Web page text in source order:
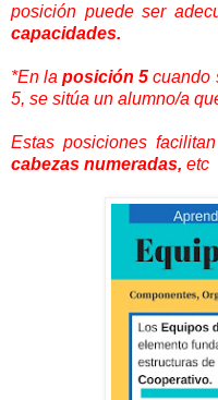
posición puede ser
capacidades.
*En laposición 5 cuando
5, se sitúa un alumno/a
Estas posiciones
cabezas numeradas, etc